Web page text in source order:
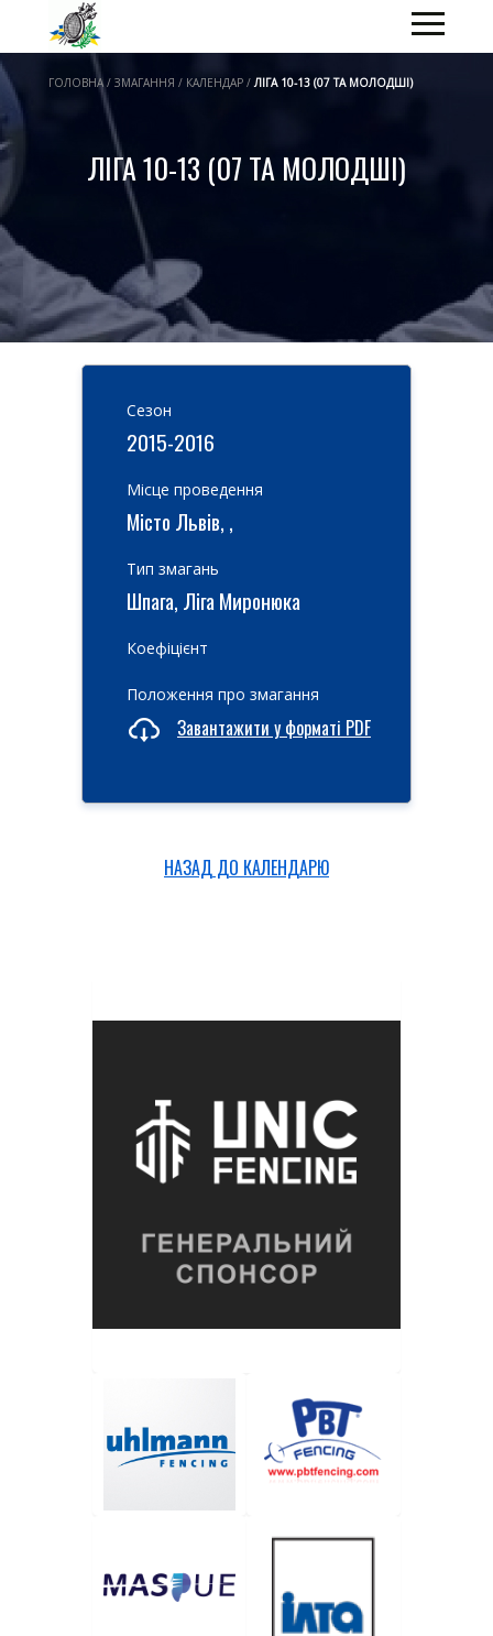
ГОЛОВНА / ЗМАГАННЯ / КАЛЕНДАР /ЛІГА 10-13 (07 ТА МОЛОДШІ)
ЛІГА 10-13 (07 ТА МОЛОДШІ)
Cезон
2015-2016
Місце проведення
Місто Львів, ,
Тип змагань
Шпага, Ліга Миронюка
Коефіцієнт
Положення про змагання
Завантажити у форматі PDF
НАЗАД ДО КАЛЕНДАРЮ